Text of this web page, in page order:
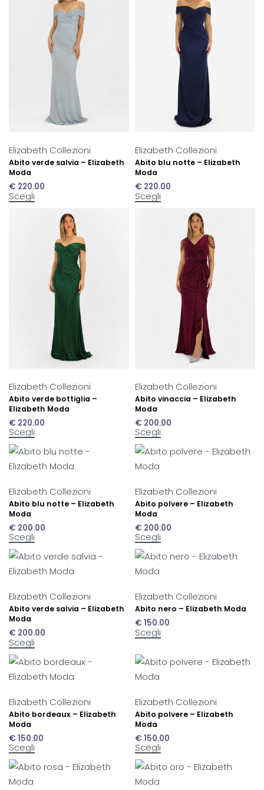
Elizabeth Collezioni
Abito verde salvia – Elizabeth
Moda
€ 220.00
Scegli
Elizabeth Collezioni
Abito blu notte – Elizabeth
Moda
€ 220.00
Scegli
Elizabeth Collezioni
Abito verde bottiglia –
Elizabeth Moda
€ 220.00
Scegli
Elizabeth Collezioni
Abito vinaccia – Elizabeth
Moda
€ 200.00
Scegli
Elizabeth Collezioni
Abito blu notte – Elizabeth
Moda
€ 200.00
Scegli
Elizabeth Collezioni
Abito polvere – Elizabeth
Moda
€ 200.00
Scegli
Elizabeth Collezioni
Abito verde salvia – Elizabeth
Moda
€ 200.00
Scegli
Elizabeth Collezioni
Abito nero – Elizabeth Moda
€ 150.00
Scegli
Elizabeth Collezioni
Abito bordeaux – Elizabeth
Moda
€ 150.00
Scegli
Elizabeth Collezioni
Abito polvere – Elizabeth
Moda
€ 150.00
Scegli